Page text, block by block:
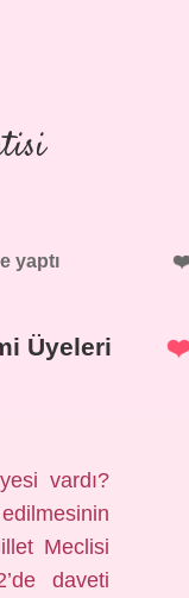
yaptı
Üyeleri
vardı?
Meclisi
daveti